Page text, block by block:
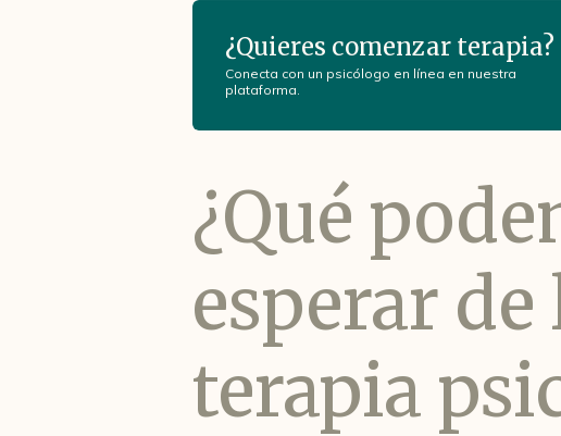
¿Quieres comenzar terapia?
Conecta con un psicólogo en línea en nuestra
plataforma.
¿Qué
esperar de
terapia